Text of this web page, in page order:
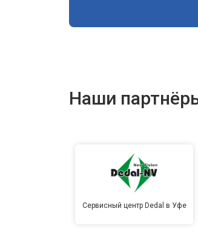
Наши
Сервисный центр Dedal в Уфе